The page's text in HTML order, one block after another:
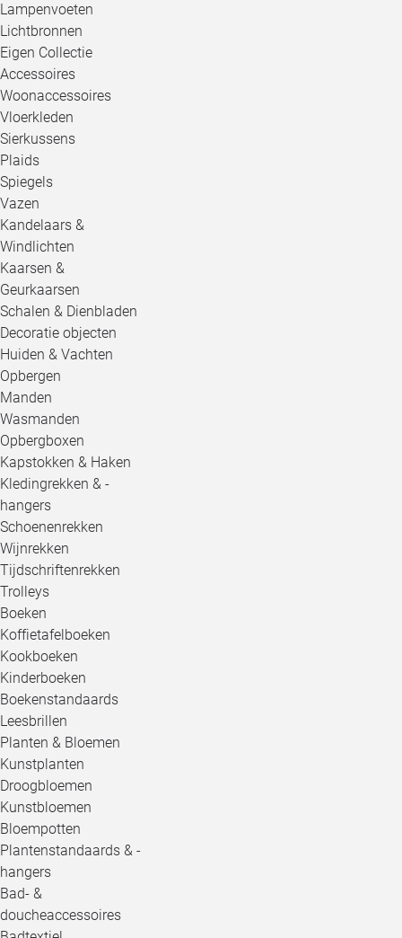
Lampenvoeten
Lichtbronnen
Eigen Collectie
Accessoires
Woonaccessoires
Vloerkleden
Sierkussens
Plaids
Spiegels
Vazen
Kandelaars &
Windlichten
Kaarsen &
Geurkaarsen
Schalen & Dienbladen
Decoratie objecten
Huiden & Vachten
Opbergen
Manden
Wasmanden
Opbergboxen
Kapstokken & Haken
Kledingrekken & -
hangers
Schoenenrekken
Wijnrekken
Tijdschriftenrekken
Trolleys
Boeken
Koffietafelboeken
Kookboeken
Kinderboeken
Boekenstandaards
Leesbrillen
Planten & Bloemen
Kunstplanten
Droogbloemen
Kunstbloemen
Bloempotten
Plantenstandaards & -
hangers
Bad- &
doucheaccessoires